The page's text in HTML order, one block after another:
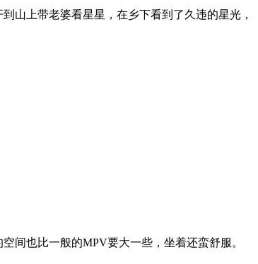
山上带老婆看星星，在乡下看到了久违的星光，
间也比一般的MPV要大一些，坐着还蛮舒服。